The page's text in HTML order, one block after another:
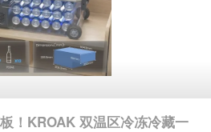
！KROAK 双温区冷冻冷藏一